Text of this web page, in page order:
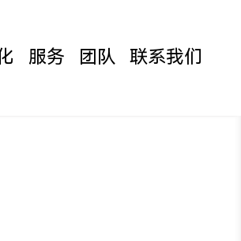
服务 团队 联系我们